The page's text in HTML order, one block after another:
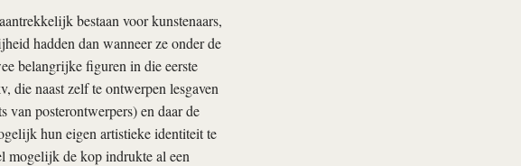
bestaan voor kunstenaars,
hadden dan wanneer ze onder de
belangrijke figuren in die eerste
die naast zelf te ontwerpen lesgaven
van posterontwerpers) en daar de
hun eigen artistieke identiteit te
mogelijk de kop indrukte al een